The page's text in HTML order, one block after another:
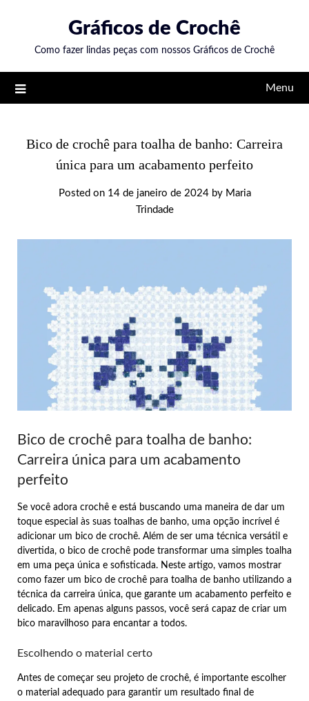
content
Gráficos de Crochê
Como fazer lindas peças com nossos Gráficos de Crochê
Menu
Bico de crochê para toalha de banho: Carreira
única para um acabamento perfeito
Posted on 14 de janeiro de 2024by Maria
Trindade
Bico de crochê para toalha de banho:
Carreira única para um acabamento
perfeito
Se você adora crochê e está buscando uma maneira de dar um
toque especial às suas toalhas de banho, uma opção incrível é
adicionar um bico de crochê. Além de ser uma técnica versátil e
divertida, o bico de crochê pode transformar uma simples toalha
em uma peça única e sofisticada. Neste artigo, vamos mostrar
como fazer um bico de crochê para toalha de banho utilizando a
técnica da carreira única, que garante um acabamento perfeito e
delicado. Em apenas alguns passos, você será capaz de criar um
bico maravilhoso para encantar a todos.
Escolhendo o material certo
Antes de começar seu projeto de crochê, é importante escolher
o material adequado para garantir um resultado final de